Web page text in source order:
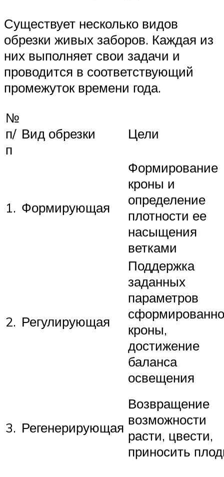
Существует несколько видов
обрезки живых заборов. Каждая из
них выполняет свои задачи и
проводится в соответствующий
промежуток времени года.
№
п/
п
Вид обрезки Цели
1. Формирующая
Формирование
кроны и
определение
плотности ее
насыщения
ветками
2. Регулирующая
Поддержка
заданных
параметров
кроны,
достижение
баланса
освещения
3. Регенерирующая
Возвращение
возможности
расти, цвести,
приносить